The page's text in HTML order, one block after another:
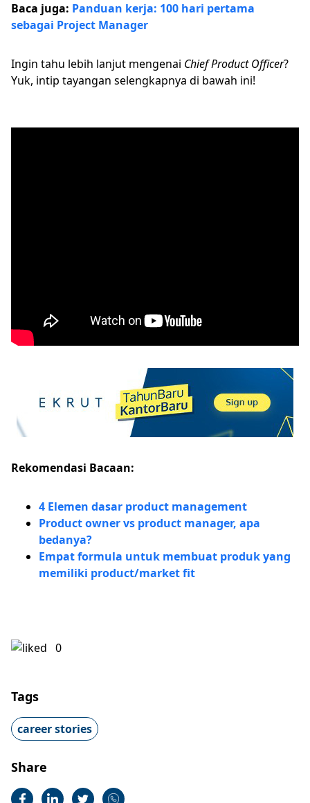
Baca juga: Panduan kerja: 100 hari pertama
sebagai Project Manager
Ingin tahu lebih lanjut mengenai Chief Product Officer?
Yuk, intip tayangan selengkapnya di bawah ini!
Rekomendasi Bacaan:
4 Elemen dasar product management
Product owner vs product manager, apa
bedanya?
Empat formula untuk membuat produk yang
memiliki product/market fit
0
Tags
career stories
Share